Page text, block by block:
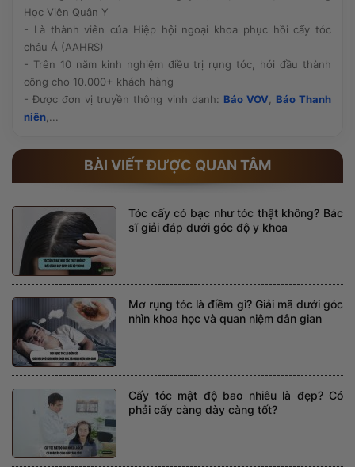
Học Viện Quân Y
- Là thành viên của Hiệp hội ngoại khoa phục hồi cấy tóc
châu Á (AAHRS)
- Trên 10 năm kinh nghiệm điều trị rụng tóc, hói đầu thành
công cho 10.000+ khách hàng
- Được đơn vị truyền thông vinh danh: Báo VOV
Báo Thanh
niên ,...
BÀI VIẾT ĐƯỢC QUAN TÂM
Tóc cấy có bạc như tóc thật không? Bác
sĩ giải đáp dưới góc độ y khoa
Mơ rụng tóc là điềm gì? Giải mã dưới góc
nhìn khoa học và quan niệm dân gian
Cấy tóc mật độ bao nhiêu là đẹp? Có
phải cấy càng dày càng tốt?